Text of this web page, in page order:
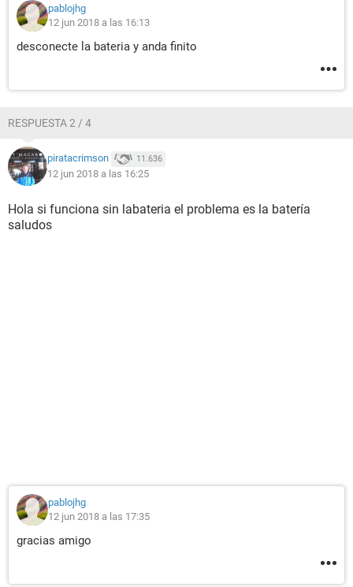
pablojhg
12 jun 2018 a las 16:13
desconecte la bateria y anda finito
RESPUESTA 2 / 4
piratacrimson 11.636
12 jun 2018 a las 16:25
Hola si funciona sin labateria el problema es la batería
saludos
pablojhg
12 jun 2018 a las 17:35
gracias amigo